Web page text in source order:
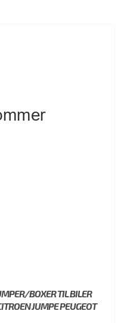
BOXER TIL BILER
JUMPE PEUGEOT